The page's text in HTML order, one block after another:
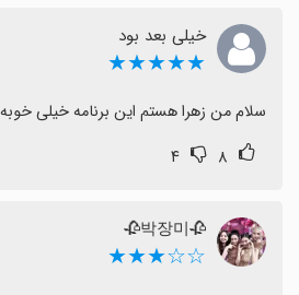
خیلی بعد بود
★★★★★
سلام من زهرا هستم این برنامه خیلی خوبه
۸ ۴
🥀박장미🥀
☆☆★★★